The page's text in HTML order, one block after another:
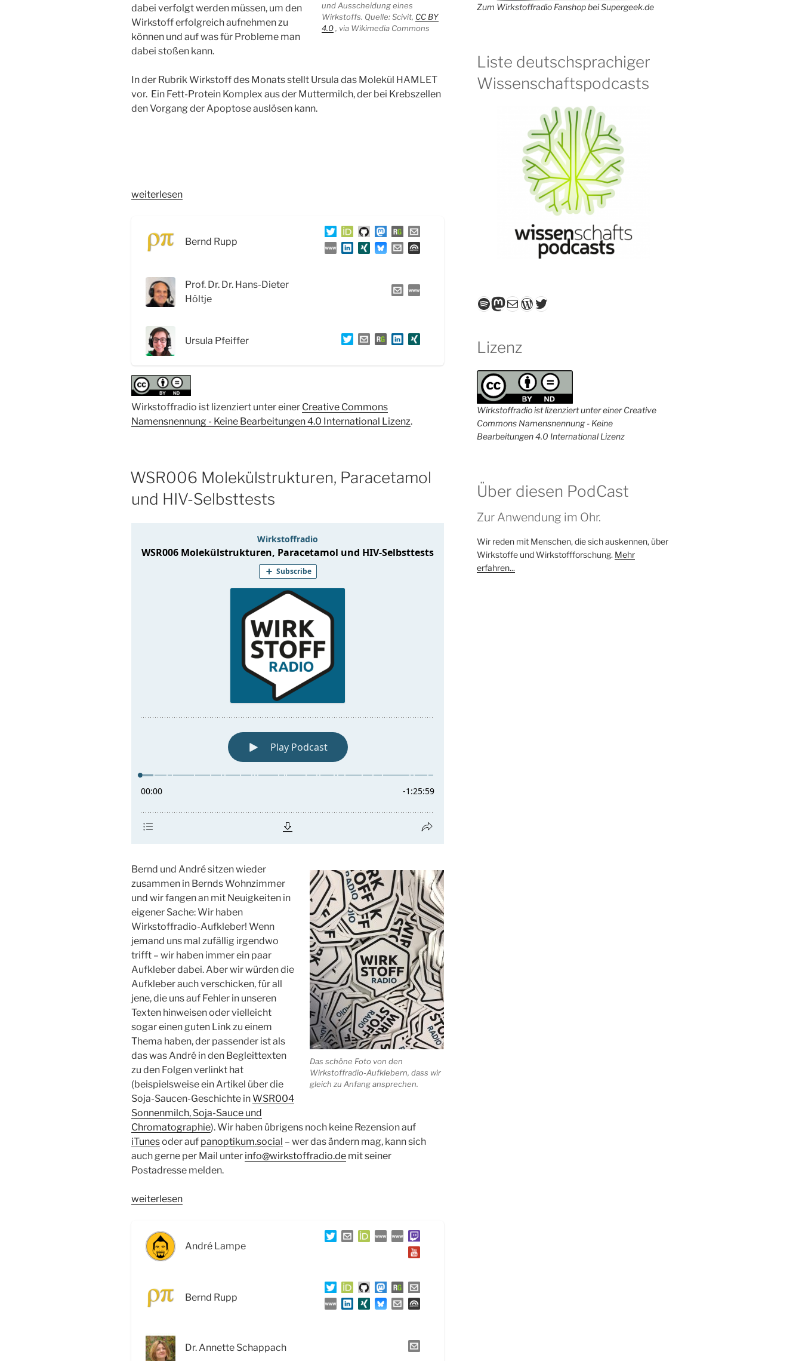
und Ausscheidung eines
Wirkstoffs. Quelle: Scivit, CC BY
4.0, via Wikimedia Commons
dabei verfolgt werden müssen, um den
Wirkstoff erfolgreich aufnehmen zu
können und auf was für Probleme man
dabei stoßen kann.
In der Rubrik Wirkstoff des Monats stellt Ursula das Molekül HAMLET
vor. Ein Fett-Protein Komplex aus der Muttermilch, der bei Krebszellen
den Vorgang der Apoptose auslösen kann.
„WSR041
Wirkstoffen
HAMLET
Komplex“
weiterlesen
Bernd Rupp
Prof. Dr. Dr. Hans-Dieter
Höltje
Ursula Pfeiffer
Wirkstoffradio ist lizenziert unter einer Creative Commons
Namensnennung - Keine Bearbeitungen 4.0 International Lizenz.
WSR006 Molekülstrukturen, Paracetamol
und HIV-Selbsttests
Das schöne Foto von den
Wirkstoffradio-Aufklebern, dass wir
gleich zu Anfang ansprechen.
Bernd und André sitzen wieder
zusammen in Bernds Wohnzimmer
und wir fangen an mit Neuigkeiten in
eigener Sache: Wir haben
Wirkstoffradio-Aufkleber! Wenn
jemand uns mal zufällig irgendwo
trifft – wir haben immer ein paar
Aufkleber dabei. Aber wir würden die
Aufkleber auch verschicken, für all
jene, die uns auf Fehler in unseren
Texten hinweisen oder vielleicht
sogar einen guten Link zu einem
Thema haben, der passender ist als
das was André in den Begleittexten
zu den Folgen verlinkt hat
(beispielsweise ein Artikel über die
Soja-Saucen-Geschichte inWSR004
Sonnenmilch, Soja-Sauce und
Chromatographie). Wir haben übrigens noch keine Rezension auf
iTunesoder auf panoptikum.social – wer das ändern mag, kann sich
auch gerne per Mail unter info@wirkstoffradio.de mit seiner
Postadresse melden.
„WSR006
und
HIV-
weiterlesen
André Lampe
Bernd Rupp
Dr. Annette Schappach
Zum Wirkstoffradio Fanshop bei Supergeek.de
Liste deutschsprachiger
Wissenschaftspodcasts
Spotify
Mastodon
E-MailWordPress
Twitter
Lizenz
Wirkstoffradio ist lizenziert unter einer Creative
Commons Namensnennung - Keine
Bearbeitungen 4.0 International Lizenz
Über diesen PodCast
Zur Anwendung im Ohr.
Wir reden mit Menschen, die sich auskennen, über
Wirkstoffe und Wirkstoffforschung. Mehr
erfahren...